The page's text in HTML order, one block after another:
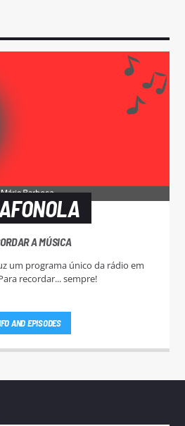
A MÚSICA
um programa único da rádio em
recordar... sempre!
AND EPISODES